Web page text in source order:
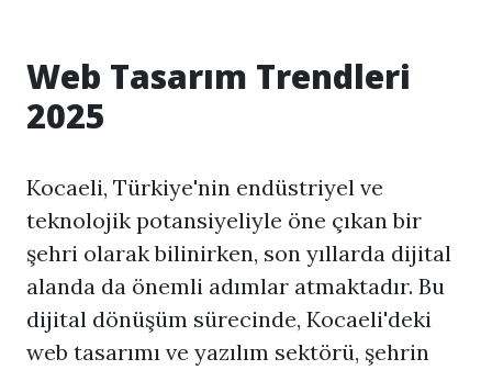
Web Tasarım Trendleri
2025
Kocaeli, Türkiye'nin endüstriyel ve
teknolojik potansiyeliyle öne çıkan bir
şehri olarak bilinirken, son yıllarda dijital
alanda da önemli adımlar atmaktadır. Bu
dijital dönüşüm sürecinde, Kocaeli'deki
web tasarımı ve yazılım sektörü, şehrin